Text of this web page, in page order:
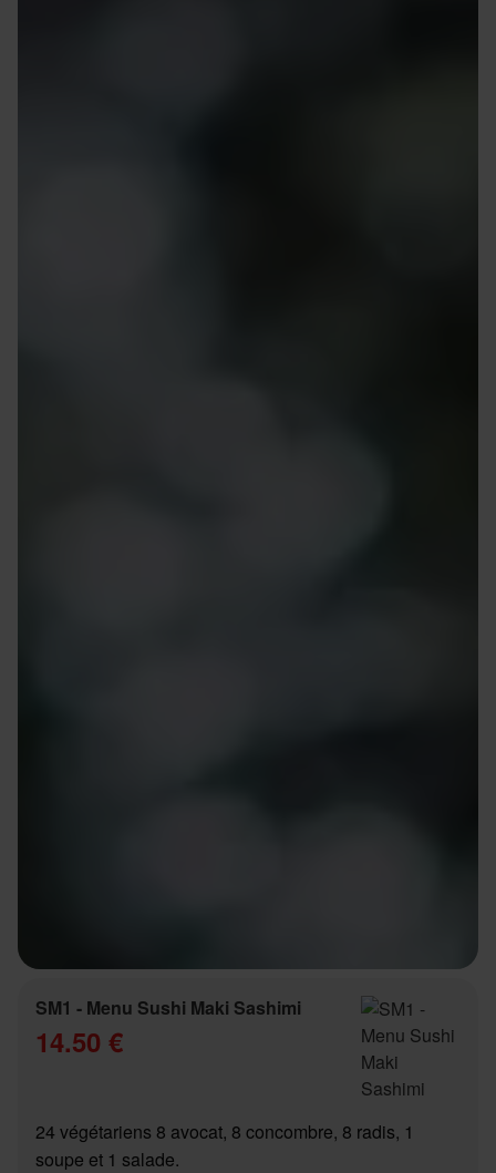
SM1 - Menu Sushi Maki Sashimi
14.50 €
24 végétariens 8 avocat, 8 concombre, 8 radis, 1
soupe et 1 salade.